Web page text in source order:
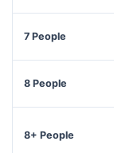
7 People
8 People
8+ People